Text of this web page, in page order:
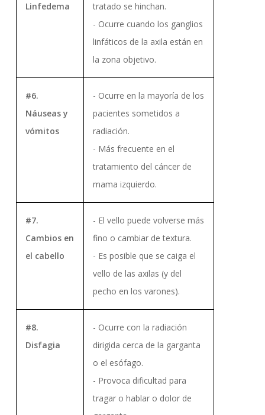
Linfedema
tratado se hinchan.
- Ocurre cuando los ganglios
linfáticos de la axila están en
la zona objetivo.
#6.
Náuseas y
vómitos
- Ocurre en la mayoría de los
pacientes sometidos a
radiación.
- Más frecuente en el
tratamiento del cáncer de
mama izquierdo.
#7.
Cambios en
el cabello
- El vello puede volverse más
fino o cambiar de textura.
- Es posible que se caiga el
vello de las axilas (y del
pecho en los varones).
#8.
Disfagia
- Ocurre con la radiación
dirigida cerca de la garganta
o el esófago.
- Provoca dificultad para
tragar o hablar o dolor de